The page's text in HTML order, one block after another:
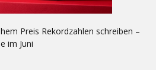
Preis Rekordzahlen schreiben –
im Juni